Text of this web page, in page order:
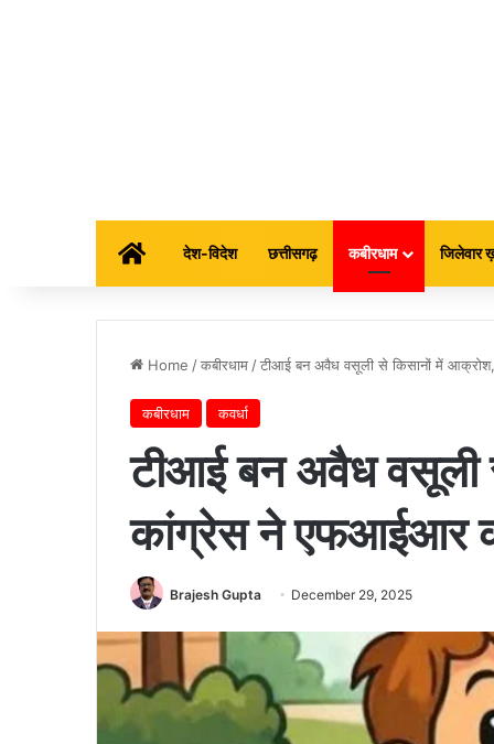
होम देश-विदेश छत्तीसगढ़ कबीरधाम जिलेवार
Home /कबीरधाम /टीआई बन अवैध वसूली से किसानों में
कबीरधाम कवर्धा
टीआई बन अवैध वसूली
कांग्रेस ने एफआईआर
Brajesh Gupta December 29, 2025